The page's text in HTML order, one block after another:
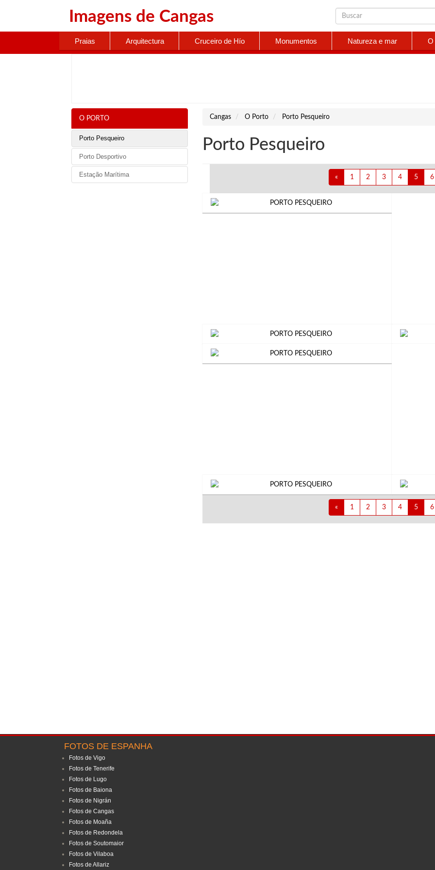
Imagens de Cangas
Praias Arquitectura Cruceiro de Hío Monumentos Natureza e mar O
Cangas O Porto Porto Pesqueiro
Porto Pesqueiro
« 1 2 3 4 5 6
« 1 2 3 4 5 6
O PORTO
Porto Pesqueiro
Porto Desportivo
Estação Marítima
FOTOS DE ESPANHA
Fotos de Vigo
Fotos de Tenerife
Fotos de Lugo
Fotos de Baiona
Fotos de Nigrán
Fotos de Cangas
Fotos de Moaña
Fotos de Redondela
Fotos de Soutomaior
Fotos de Vilaboa
Fotos de Allariz